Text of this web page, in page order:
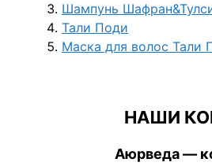
Шампунь
Тали Поди
Маска для волос Тали
НАШИ
Аюрведа —